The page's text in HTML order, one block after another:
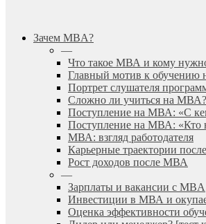
search
Menu
Зачем MBA?
—
Что такое МВА и кому
Главный мотив к
Портрет слушателя
Сложно ли учиться на МВА?
Поступление на МВА: «С
Поступление на МВА: «Кто
МВА: взгляд работодателя
Карьерные траектории
Рост доходов после МВА
—
Зарплаты и вакансии с MBA
Инвестиции в МВА и
Оценка эффективности